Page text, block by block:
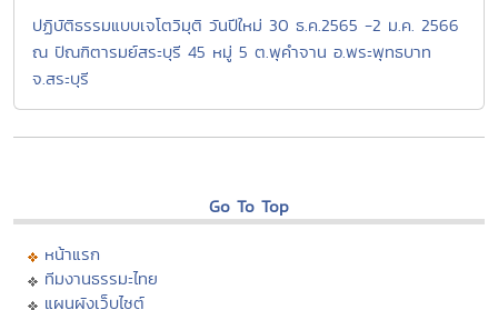
ปฏิบัติธรรมแบบเจโตวิมุติ วันปีใหม่ 30 ธ.ค.2565 -2 ม.ค. 2566
ณ ปัณฑิตารมย์สระบุรี 45 หมู่ 5 ต.พุคำจาน อ.พระพุทธบาท
จ.สระบุรี
Go To Top
หน้าแรก
ทีมงานธรรมะไทย
แผนผังเว็บไซต์